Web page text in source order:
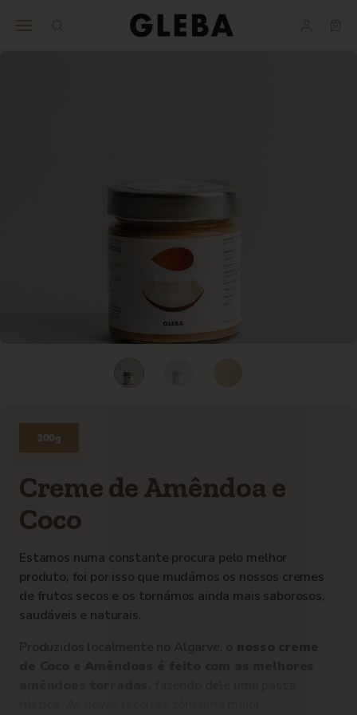
BUSINESS
Creme de Amêndoa e
Coco
Estamos numa constante procura pelo melhor
produto, foi por isso que mudámos os nossos cremes
de frutos secos e os tornámos ainda mais saborosos,
saudáveis e naturais.
Produzidos localmente no Algarve, o
200g